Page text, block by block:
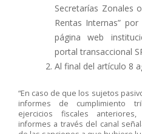
Secretarías Zonales
Rentas Internas”
página web
portal transaccional
Al final del artículo 8
“En caso de que los sujetos
informes de cumplimiento
ejercicios fiscales
informes a través del canal